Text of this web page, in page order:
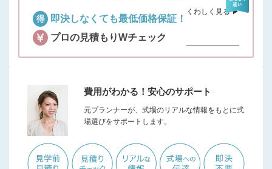
即決しなくても最低価格保証！
プロの見積もりWチェック
くわしく見る ▶︎
費用がわかる！安心のサポート
元プランナーが、式場のリアルな情報をもとに式
場選びをサポートします。